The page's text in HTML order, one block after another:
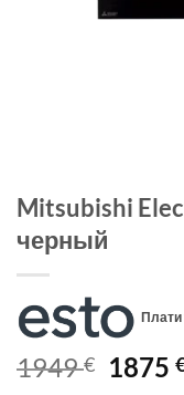
Mitsubishi
черный
Плати
1949€ 1875